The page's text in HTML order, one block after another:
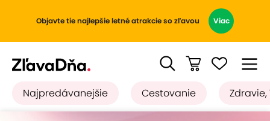
Objavte tie najlepšie letné atrakcie so zľavou Viac
Najpredávanejšie Cestovanie Zdravie,